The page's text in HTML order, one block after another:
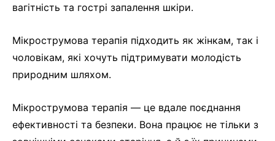
вагітність та гострі запалення шкіри.
Мікрострумова терапія підходить як жінкам, так і
чоловікам, які хочуть підтримувати молодість
природним шляхом.
Мікрострумова терапія — це вдале поєднання
ефективності та безпеки. Вона працює не тільки з